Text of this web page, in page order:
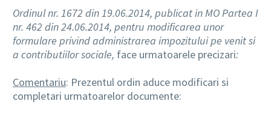
Ordinul nr. 1672 din 19.06.2014, publicat in MO Partea I
nr. 462 din 24.06.2014, pentru modificarea unor
formulare privind administrarea impozitului pe venit si
a contributiilor sociale, face urmatoarele precizari:
Comentariu: Prezentul ordin aduce modificari si
completari urmatoarelor documente: